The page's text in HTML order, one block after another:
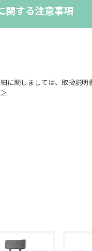
関する注意事項
に関しましては、取扱説明